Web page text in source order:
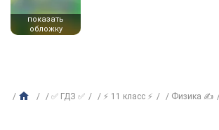
показать
обложку
✅ ГДЗ ✅ ⚡ 11 класс ⚡ Физика ✍